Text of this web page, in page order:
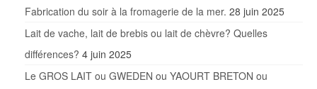
Fabrication du soir à la fromagerie de la mer. 28 juin 2025
Lait de vache, lait de brebis ou lait de chèvre? Quelles
différences? 4 juin 2025
Le GROS LAIT ou GWEDEN ou YAOURT BRETON ou